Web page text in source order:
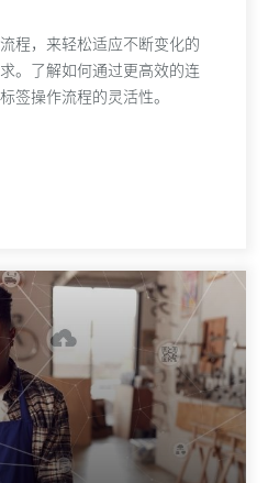
程，来轻松适应不断变化的
。了解如何通过更高效的连
签操作流程的灵活性。